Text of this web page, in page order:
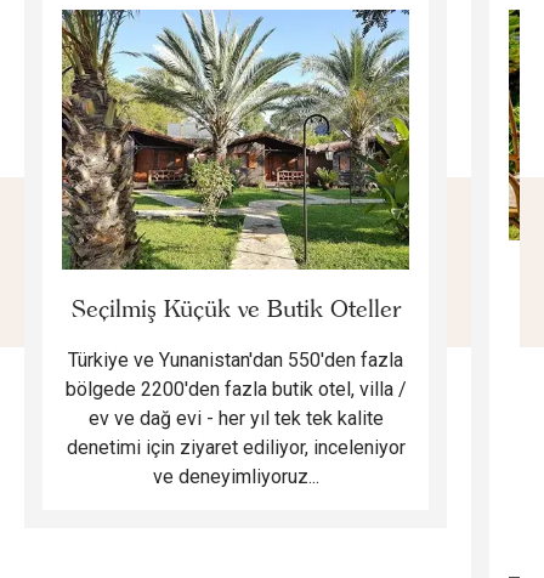
Seçilmiş Küçük ve Butik Oteller
Türkiye ve Yunanistan'dan 550'den fazla
bölgede 2200'den fazla butik otel, villa /
ev ve dağ evi - her yıl tek tek kalite
denetimi için ziyaret ediliyor, inceleniyor
ve deneyimliyoruz...